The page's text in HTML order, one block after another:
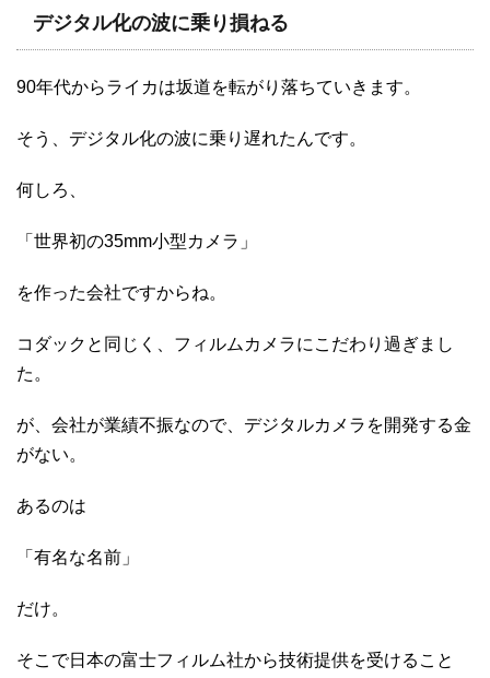
デジタル化の波に乗り損ねる
90年代からライカは坂道を転がり落ちていきます。
そう、デジタル化の波に乗り遅れたんです。
何しろ、
「世界初の35mm小型カメラ」
を作った会社ですからね。
コダックと同じく、フィルムカメラにこだわり過ぎまし
た。
が、会社が業績不振なので、デジタルカメラを開発する金
がない。
あるのは
「有名な名前」
だけ。
そこで日本の富士フィルム社から技術提供を受けること